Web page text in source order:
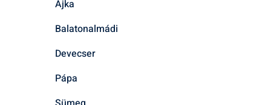
Ajka
Balatonalmádi
Devecser
Pápa